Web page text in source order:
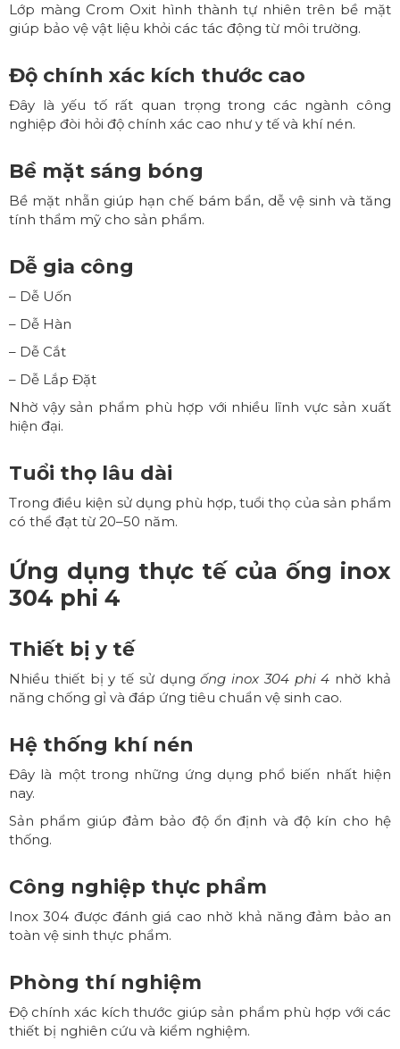
Lớp màng Crom Oxit hình thành tự nhiên trên bề mặt
giúp bảo vệ vật liệu khỏi các tác động từ môi trường.
Độ chính xác kích thước cao
Đây là yếu tố rất quan trọng trong các ngành công
nghiệp đòi hỏi độ chính xác cao như y tế và khí nén.
Bề mặt sáng bóng
Bề mặt nhẵn giúp hạn chế bám bẩn, dễ vệ sinh và tăng
tính thẩm mỹ cho sản phẩm.
Dễ gia công
– Dễ Uốn
– Dễ Hàn
– Dễ Cắt
– Dễ Lắp Đặt
Nhờ vậy sản phẩm phù hợp với nhiều lĩnh vực sản xuất
hiện đại.
Tuổi thọ lâu dài
Trong điều kiện sử dụng phù hợp, tuổi thọ của sản phẩm
có thể đạt từ 20–50 năm.
Ứng dụng thực tế của ống inox
304 phi 4
Thiết bị y tế
Nhiều thiết bị y tế sử dụngống inox 304 phi 4 nhờ khả
năng chống gỉ và đáp ứng tiêu chuẩn vệ sinh cao.
Hệ thống khí nén
Đây là một trong những ứng dụng phổ biến nhất hiện
nay.
Sản phẩm giúp đảm bảo độ ổn định và độ kín cho hệ
thống.
Công nghiệp thực phẩm
Inox 304 được đánh giá cao nhờ khả năng đảm bảo an
toàn vệ sinh thực phẩm.
Phòng thí nghiệm
Độ chính xác kích thước giúp sản phẩm phù hợp với các
thiết bị nghiên cứu và kiểm nghiệm.